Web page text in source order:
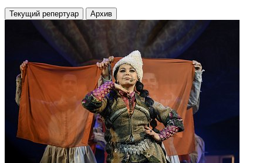
Текущий репертуар Архив